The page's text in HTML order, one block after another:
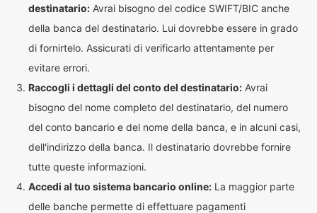
destinatario: Avrai bisogno del codice SWIFT/BIC anche
della banca del destinatario. Lui dovrebbe essere in grado
di fornirtelo. Assicurati di verificarlo attentamente per
evitare errori.
Raccogli i dettagli del conto del destinatario: Avrai
bisogno del nome completo del destinatario, del numero
del conto bancario e del nome della banca, e in alcuni casi,
dell'indirizzo della banca. Il destinatario dovrebbe fornire
tutte queste informazioni.
Accedi al tuo sistema bancario online: La maggior parte
delle banche permette di effettuare pagamenti